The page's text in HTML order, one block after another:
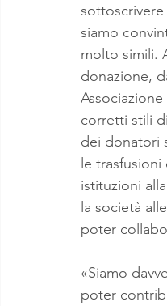
siamo
molto simili.
donazione,
corretti stili
dei donatori
le
istituzioni
la società
poter
«Siamo
poter